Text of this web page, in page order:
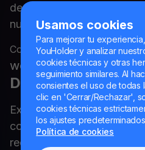
de asociación, siempre
nuevos horizontes
Contacte con nosotros en la
Descargue nuestro
Explore nuestro completo
conocer en profundidad
recursos de nuestra marca.
Usamos cookies
Para mejorar tu
YouHolder y analizar
cookies técnicas y otras
seguimiento similares. Al
consientes el uso de todas
clic en 'Cerrar/Rechazar',
cookies técnicas
los ajustes
Política de cookies